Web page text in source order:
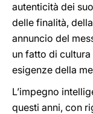
autenticità dei
delle finalità,
annuncio del
un fatto di
esigenze della
L’impegno
questi anni, con